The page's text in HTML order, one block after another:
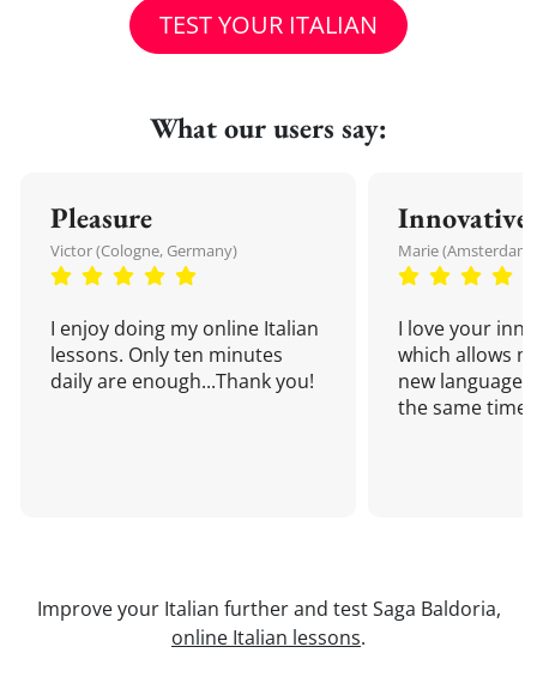
TEST YOUR ITALIAN
What our users say:
Pleasure
Victor (Cologne, Germany)
I enjoy doing my online Italian
lessons. Only ten minutes
daily are enough...Thank you!
Innovative
Marie
I love your
which allows
new language
the same time!
Improve your Italian further and test Saga Baldoria,
online Italian lessons.